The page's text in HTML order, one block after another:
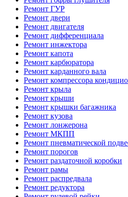
Ремонт ГУР
Ремонт двери
Ремонт двигателя
Ремонт дифференциала
Ремонт инжектора
Ремонт капота
Ремонт карбюратора
Ремонт карданного вала
Ремонт компрессора
Ремонт крыла
Ремонт крыши
Ремонт крышки багажника
Ремонт кузова
Ремонт лонжерона
Ремонт МКПП
Ремонт пневматической
Ремонт порогов
Ремонт раздаточной коробки
Ремонт рамы
Ремонт распредвала
Ремонт редуктора